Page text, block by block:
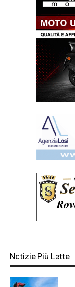
Notizie Più Lette